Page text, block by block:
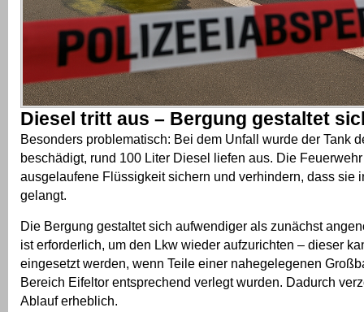
Diesel tritt aus – Bergung gestaltet
Besonders problematisch: Bei dem Unfall wurde der Tank
beschädigt, rund 100 Liter Diesel liefen aus. Die
ausgelaufene Flüssigkeit sichern und verhindern, dass sie
gelangt.
Die Bergung gestaltet sich aufwendiger als zunächst
ist erforderlich, um den Lkw wieder aufzurichten – dieser
eingesetzt werden, wenn Teile einer nahegelegenen
Bereich Eifeltor entsprechend verlegt wurden. Dadurch
Ablauf erheblich.